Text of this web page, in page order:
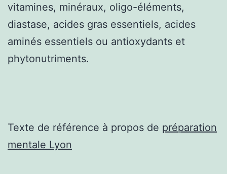
vitamines, minéraux, oligo-éléments,
diastase, acides gras essentiels, acides
aminés essentiels ou antioxydants et
phytonutriments.
Texte de référence à propos de préparation
mentale Lyon